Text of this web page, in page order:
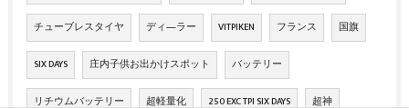
チューブレスタイヤ ディ―ラー VITPIKEN フランス 国旗
SIX DAYS 庄内子供お出かけスポット バッテリー
リチウムバッテリー 超軽量化 250 EXC TPI SIX DAYS 超神